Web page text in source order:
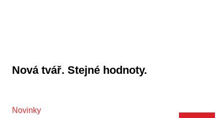
Nová tvář. Stejné hodnoty.
Novinky